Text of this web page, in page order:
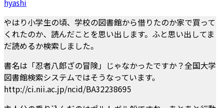
やはり小学生の頃、学校の図書館から借りたのか家で買って
くれたのか、読んだことを思い出します。ふと思い出してま
だ読めるか検索しました。
書名は「忍者八郎ざの冒険」じゃなかったですか？全国大学
図書館検索システムではそうなっています。
http://ci.nii.ac.jp/ncid/BA32238695